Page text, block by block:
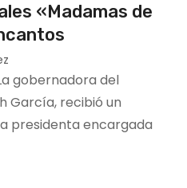
«Madamas de
gobernadora del
García, recibió un
presidenta encargada